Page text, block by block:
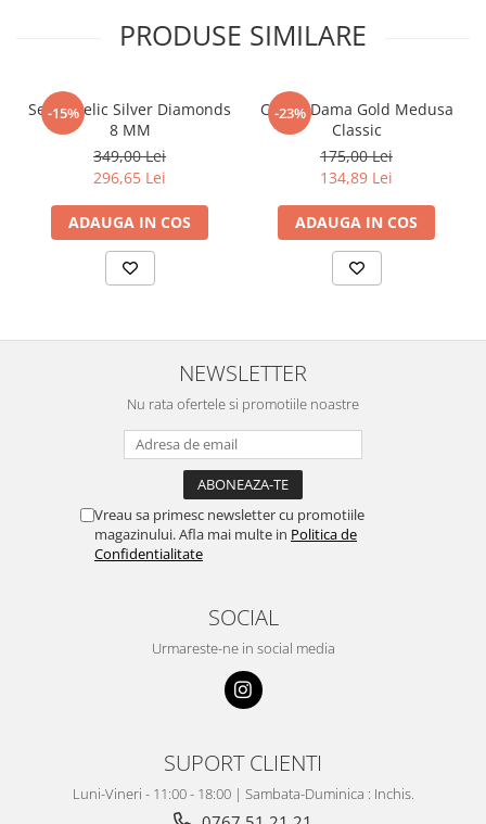
PRODUSE SIMILARE
-15%
Set Angelic Silver Diamonds
8 MM
349,00 Lei
296,65 Lei
ADAUGA IN COS
-23%
Cercei Dama Gold Medusa
Classic
175,00 Lei
134,89 Lei
ADAUGA IN COS
NEWSLETTER
Nu rata ofertele si promotiile noastre
Vreau sa primesc newsletter cu promotiile
magazinului. Afla mai multe in Politica de
Confidentialitate
SOCIAL
Urmareste-ne in social media
SUPORT CLIENTI
Luni-Vineri - 11:00 - 18:00 | Sambata-Duminica : Inchis.